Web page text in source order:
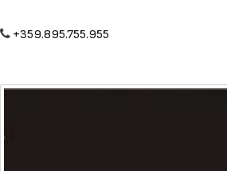
+359.895.755.955